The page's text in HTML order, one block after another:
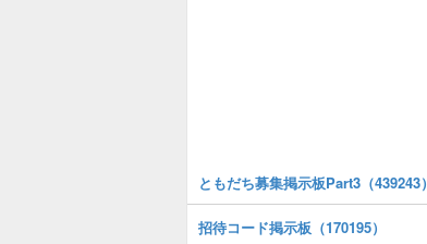
ともだち募集掲示板Part3（439243）
招待コード掲示板（170195）